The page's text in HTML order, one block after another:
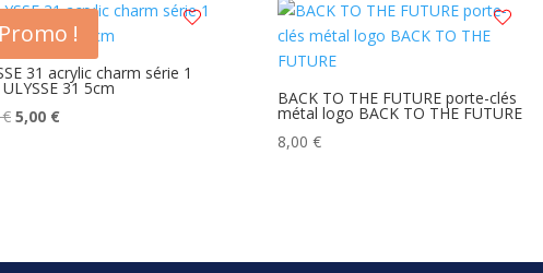
Promo !
31 acrylic charm série 1
31 5cm
€ Le
5,00 €Le
BACK TO THE FUTURE porte-clés
métal logo BACK TO THE FUTURE
8,00 €